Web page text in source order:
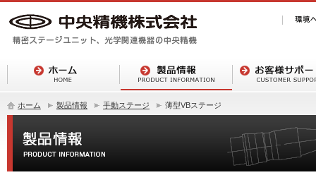
ホーム 製品情報 手動ステージ 薄型VBステージ